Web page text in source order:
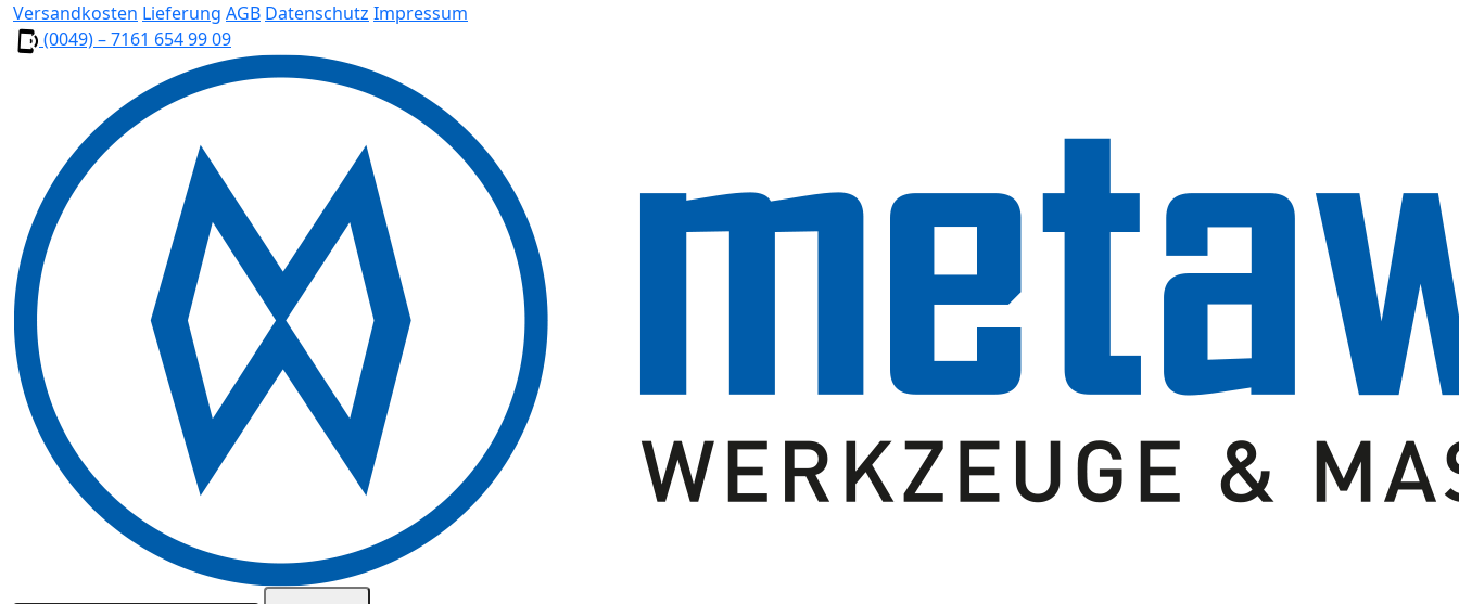
Versandkosten Lieferung AGB Datenschutz Impressum
(0049) – 7161 654 99 09